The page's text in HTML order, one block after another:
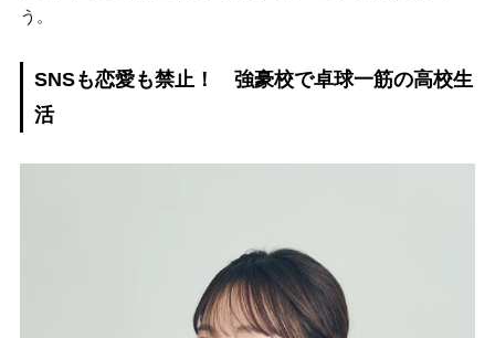
う。
SNSも恋愛も禁止！ 強豪校で卓球一筋の高校生
活